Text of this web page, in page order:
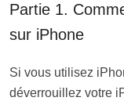
Partie 1.
sur iPhone
Si vous utilisez
déverrouillez votre